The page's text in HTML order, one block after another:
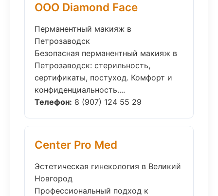
ООО Diamond Face
Перманентный макияж в
Петрозаводск
Безопасная перманентный макияж в
Петрозаводск: стерильность,
сертификаты, постуход. Комфорт и
конфиденциальность....
Телефон: 8 (907) 124 55 29
Center Pro Med
Эстетическая гинекология в Великий
Новгород
Профессиональный подход к